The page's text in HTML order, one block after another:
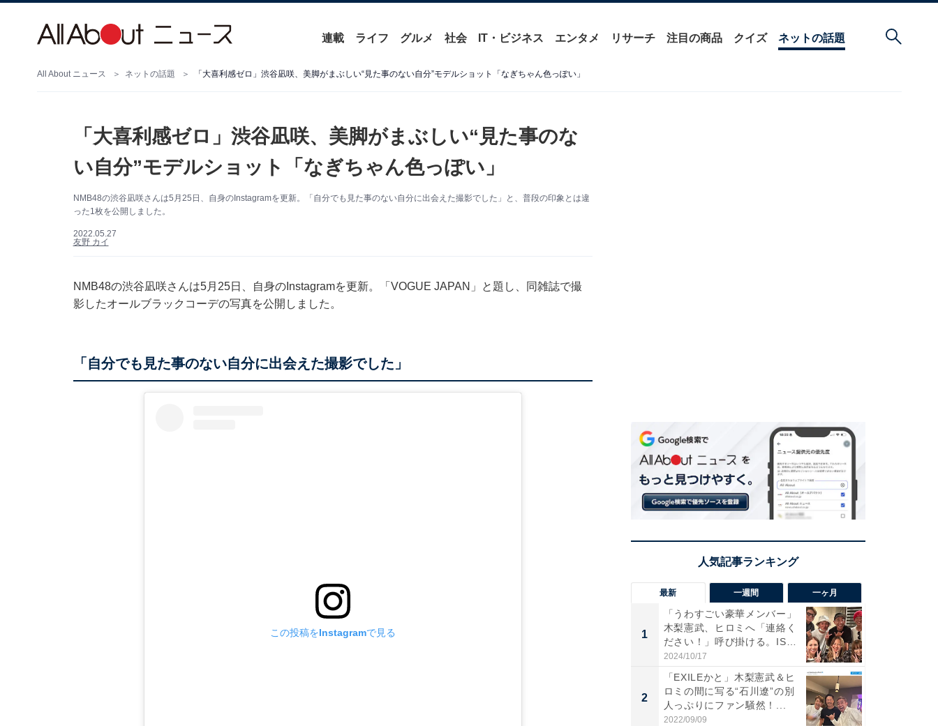
連載 ライフ グルメ 社会 IT・ビジネス エンタメ リサーチ 注目の商品 クイズ ネットの話題
All About ニュース ネットの話題 「大喜利感ゼロ」渋谷凪咲、美脚がまぶしい“見た事のない自分”モデルショット「なぎちゃん色っぽい」
「大喜利感ゼロ」渋谷凪咲、美脚がまぶしい“見た事のな
い自分”モデルショット「なぎちゃん色っぽい」
NMB48の渋谷凪咲さんは5月25日、自身のInstagramを更新。「自分でも見た事のない自分に出会えた撮影でした」と、普段の印象とは違
った1枚を公開しました。
2022.05.27
友野 カイ
NMB48の渋谷凪咲さんは5月25日、自身のInstagramを更新。「VOGUE JAPAN」と題し、同雑誌で撮
影したオールブラックコーデの写真を公開しました。
「自分でも見た事のない自分に出会えた撮影でした」
この投稿をInstagramで見る
最新 一週間 一ヶ月
1
「うわすごい豪華メンバー」
木梨憲武、ヒロミへ「連絡く
ださい！」呼び掛ける。IS
S...
2024/10/17
2
「EXILEかと」木梨憲武＆ヒ
ロミの間に写る“石川遼”の別
人っぷりにファン騒然！...
2022/09/09